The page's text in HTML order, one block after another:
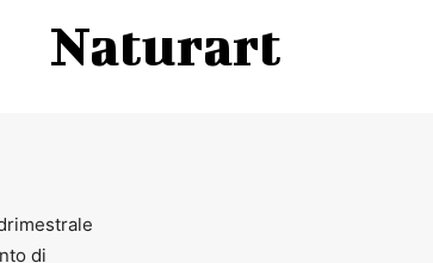
Naturart
di